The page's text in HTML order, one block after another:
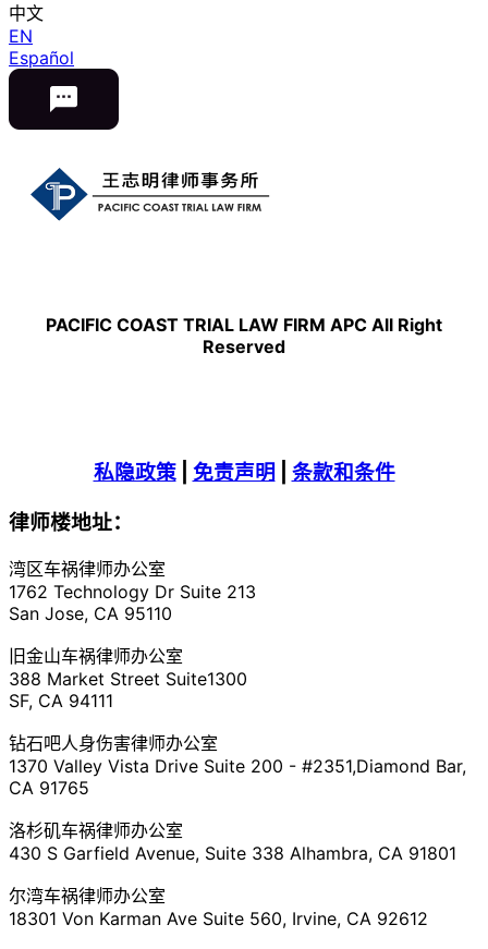
中文
EN
Español
PACIFIC COAST TRIAL LAW FIRM APC All Right
Reserved
私隐政策| 免责声明
条款和条件
律师楼地址：
湾区车祸律师办公室
1762 Technology Dr Suite 213
San Jose, CA 95110
旧金山车祸律师办公室
388 Market Street Suite1300
SF, CA 94111
钻石吧人身伤害律师办公室
1370 Valley Vista Drive Suite 200 - #2351,Diamond Bar,
CA 91765
洛杉矶车祸律师办公室
430 S Garfield Avenue, Suite 338 Alhambra, CA 91801
尔湾车祸律师办公室
18301 Von Karman Ave Suite 560, Irvine, CA 92612